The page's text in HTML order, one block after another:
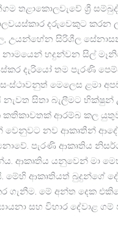
තළාකොලවැවේ ශ්‍රී
දරුවෙකුට කරන
උයන්හේන සිරිශීල
හදුන්වන සිල්
දැරියෝ තම පැරණි
මෙලෙස ළමා
නැවත සිතා බැලීමට​
කතිකාවතක් ආරම්බ කල
වෙනුවට නව ආකෘතීන්
පැරණි ආකෘතිය
ආකෘතිය යනු​වෙන් ​මා
මේහි ආකෘතියත් බුදුන්ගේ
ගැනීම. මේ අන්ත දෙක
සහ විහාර දේවාළ